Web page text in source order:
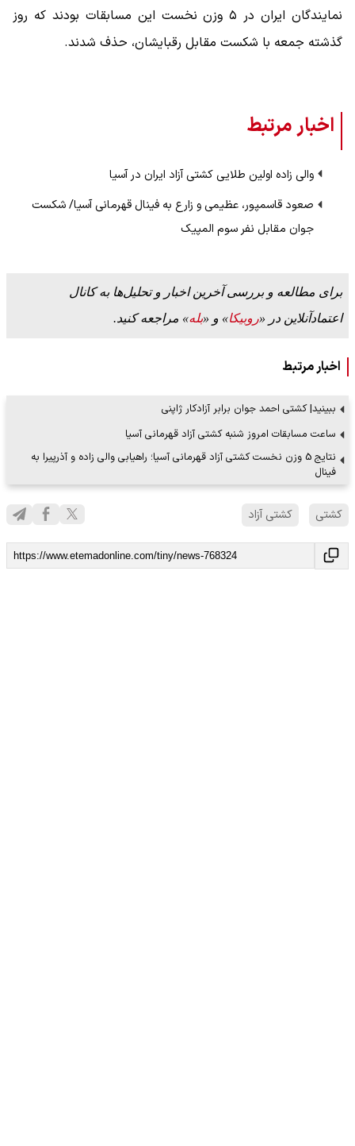
نمایندگان ایران در ۵ وزن نخست این مسابقات بودند که روز
گذشته جمعه با شکست مقابل رقبایشان، حذف شدند.
اخبار مرتبط
والی زاده اولین طلایی کشتی آزاد ایران در آسیا
صعود قاسمپور،‌ عظیمی و زارع به فینال قهرمانی آسیا/ شکست
جوان مقابل نفر سوم المپیک
برای مطالعه و بررسی آخرین اخبار و تحلیل‌ها به کانال
اعتمادآنلاین در «روبیکا» و «بله» مراجعه کنید.
اخبار مرتبط
ببینید| کشتی احمد جوان برابر آزادکار ژاپنی
ساعت مسابقات امروز شنبه کشتی آزاد قهرمانی آسیا
نتایج 5 وزن نخست کشتی آزاد قهرمانی آسیا؛ راهیابی والی زاده و آذرپیرا به
فینال
کشتی کشتی آزاد